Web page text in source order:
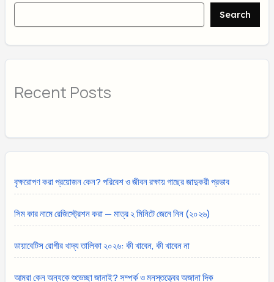
Search
Recent Posts
বৃক্ষরোপণ করা প্রয়োজন কেন? পরিবেশ ও জীবন রক্ষায় গাছের জাদুকরী প্রভাব
সিম কার নামে রেজিস্ট্রেশন করা — মাত্র ২ মিনিটে জেনে নিন (২০২৬)
ডায়াবেটিস রোগীর খাদ্য তালিকা ২০২৬: কী খাবেন, কী খাবেন না
আমরা কেন অন্যকে শুভেচ্ছা জানাই? সম্পর্ক ও মনস্তত্ত্বের অজানা দিক